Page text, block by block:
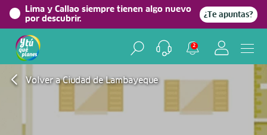
Lima y Callao siempre tienen algo nuevo
por descubrir.
¿Te apuntas?
2
Volver a Ciudad de Lambayeque